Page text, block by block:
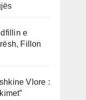
e
Fillon
Vlore :